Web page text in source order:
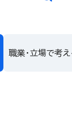
職業・立場で考え